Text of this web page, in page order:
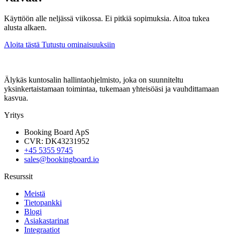
Käyttöön alle neljässä viikossa. Ei pitkiä sopimuksia. Aitoa tukea
alusta alkaen.
Aloita tästä Tutustu ominaisuuksiin
Älykäs kuntosalin hallintaohjelmisto, joka on suunniteltu
yksinkertaistamaan toimintaa, tukemaan yhteisöäsi ja vauhdittamaan
kasvua.
Yritys
Booking Board ApS
CVR: DK43231952
+45 5355 9745
sales@bookingboard.io
Resurssit
Meistä
Tietopankki
Blogi
Asiakastarinat
Integraatiot